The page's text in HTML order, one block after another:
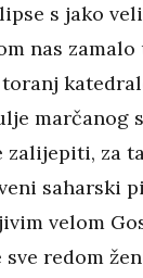
s jako
nas
marčanog
zalijepiti, za
saharski
velom
sve redom